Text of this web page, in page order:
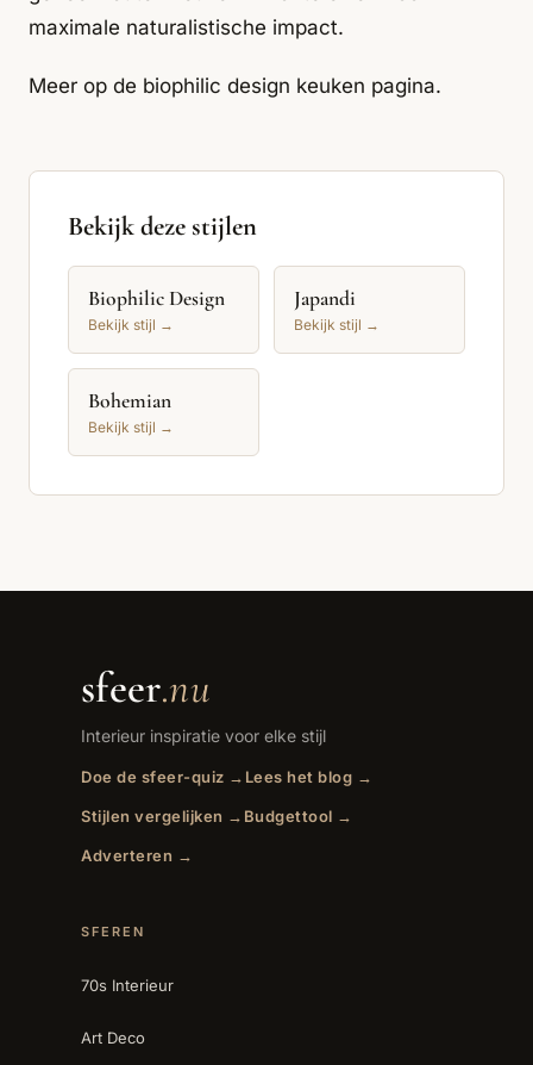
maximale naturalistische impact.
Meer op de biophilic design keuken pagina.
Bekijk deze stijlen
Biophilic Design
Bekijk stijl →
Japandi
Bekijk stijl →
Bohemian
Bekijk stijl →
sfeer.nu
Interieur inspiratie voor elke stijl
Doe de sfeer-quiz → Lees het blog →
Stijlen vergelijken → Budgettool →
Adverteren →
SFEREN
70s Interieur
Art Deco